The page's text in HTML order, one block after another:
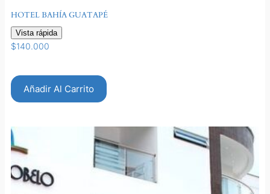
HOTEL BAHÍA GUATAPÉ
Vista rápida
$140.000
Añadir Al Carrito